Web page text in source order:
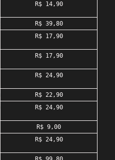
R$ 14,90
R$ 39,80
R$ 17,90
R$ 17,90
R$ 24,90
R$ 22,90
R$ 24,90
R$ 9,00
R$ 24,90